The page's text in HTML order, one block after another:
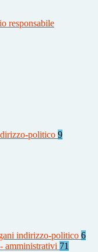
responsabile
politico 9
indirizzo-politico 6
amministrativi 71